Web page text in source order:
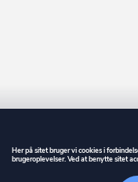
Her på sitet bruger vi cookies i
brugeroplevelser. Ved at benytte sitet